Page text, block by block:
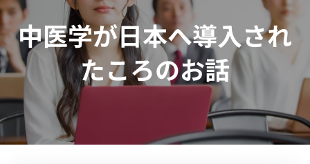
キ
ッ
プ
中医学が日本へ導入され
たころのお話